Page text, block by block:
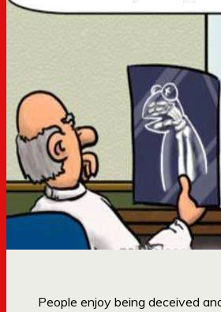
People enjoy being deceived